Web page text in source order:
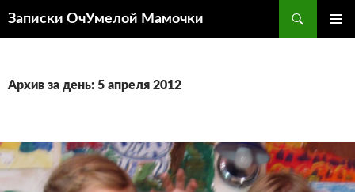
Записки ОчУмелой Мамочки
Архив за день: 5 апреля 2012